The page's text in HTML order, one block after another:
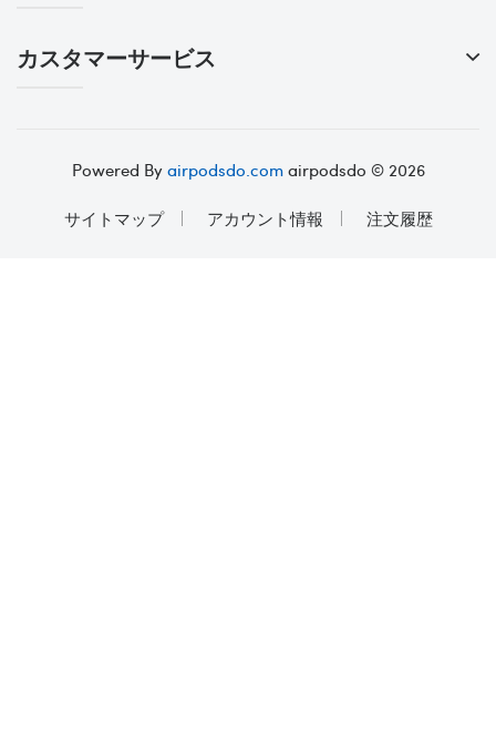
カスタマーサービス
Powered Byairpodsdo.comairpodsdo © 2026
サイトマップ
アカウント情報 注文履歴